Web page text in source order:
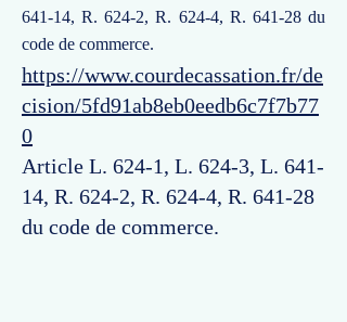
641-14, R. 624-2, R. 624-4, R. 641-28 du
code de commerce.
https://www.courdecassation.fr/de
cision/5fd91ab8eb0eedb6c7f7b77
0
Article L. 624-1, L. 624-3, L. 641-
14, R. 624-2, R. 624-4, R. 641-28
du code de commerce.